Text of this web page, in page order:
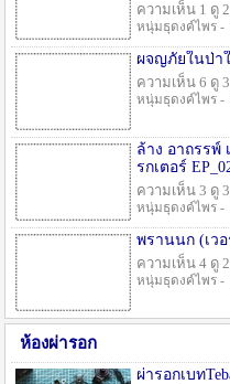
ความเห็น 1 ดู
หนุ่มธุดงค์ไพร -
ผจญภัยในป่า
ความเห็น 6 ดู
หนุ่มธุดงค์ไพร -
ล้าง อาถรรพ์
รกเตอร์
ความเห็น 3 ดู
หนุ่มธุดงค์ไพร -
พรานนก (เว
ความเห็น 4 ดู
หนุ่มธุดงค์ไพร -
ห้องผ่ารอก
ผ่ารอกเบท